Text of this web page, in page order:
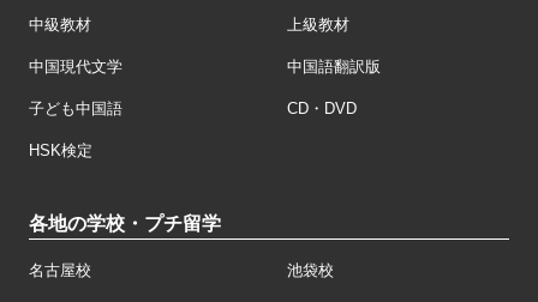
中級教材 上級教材
中国現代文学 中国語翻訳版
子ども中国語 CD・DVD
HSK検定
各地の学校・プチ留学
名古屋校 池袋校